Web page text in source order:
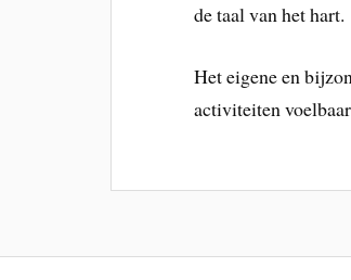
de taal van het hart.
Het eigene en
activiteiten